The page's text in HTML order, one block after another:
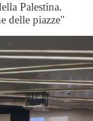
Palestina.
delle piazze"